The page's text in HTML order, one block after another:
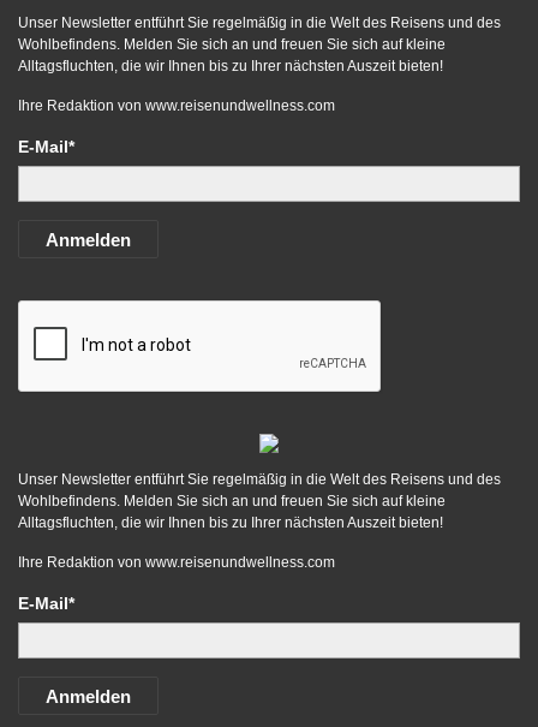
Unser Newsletter entführt Sie regelmäßig in die Welt des Reisens und des
Wohlbefindens. Melden Sie sich an und freuen Sie sich auf kleine
Alltagsfluchten, die wir Ihnen bis zu Ihrer nächsten Auszeit bieten!
Ihre Redaktion von www.reisenundwellness.com
E-Mail*
Anmelden
Unser Newsletter entführt Sie regelmäßig in die Welt des Reisens und des
Wohlbefindens. Melden Sie sich an und freuen Sie sich auf kleine
Alltagsfluchten, die wir Ihnen bis zu Ihrer nächsten Auszeit bieten!
Ihre Redaktion von www.reisenundwellness.com
E-Mail*
Anmelden